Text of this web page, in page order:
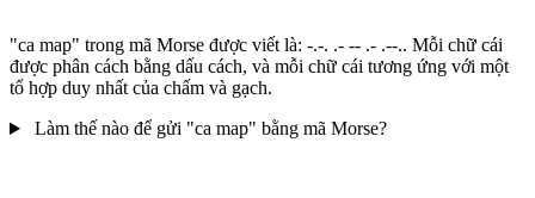
"ca map" trong mã Morse được viết là: -.-. .- -- .- .--.. Mỗi chữ cái
được phân cách bằng dấu cách, và mỗi chữ cái tương ứng với một
tổ hợp duy nhất của chấm và gạch.
Làm thế nào để gửi "ca map" bằng mã Morse?